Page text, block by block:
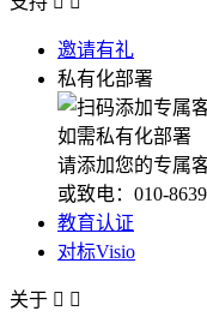
邀请有礼
私有化部署
如需私有化部署
请添加您的专属
或致电：010-
教育认证
对标Visio
关于  